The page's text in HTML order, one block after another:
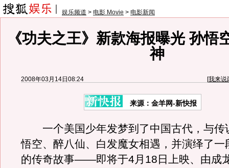
娱乐频道 > 电影 Movie > 电影新闻
《功夫之王》新款海报曝光 孙悟
神
2008年03月14日08:24 [我来说
来源：金羊网-新快报
一个美国少年发梦到了中国古代，与传
悟空、醉八仙、白发魔女相遇，并演绎了一
的传奇故事——即将于4月18日上映、由成